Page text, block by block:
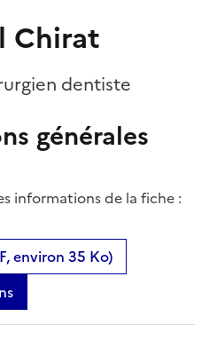
Chirat
dentiste
générales
informations de la fiche :
environ 35 Ko)